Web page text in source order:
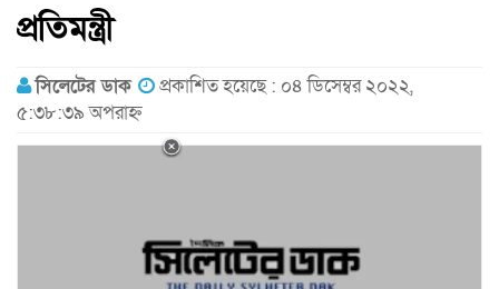
প্রতিমন্ত্রী
সিলেটের ডাক
প্রকাশিত হয়েছে : ০৪ ডিসেম্বর ২০২২,
৫:৩৮:৩৯ অপরাহ্ন